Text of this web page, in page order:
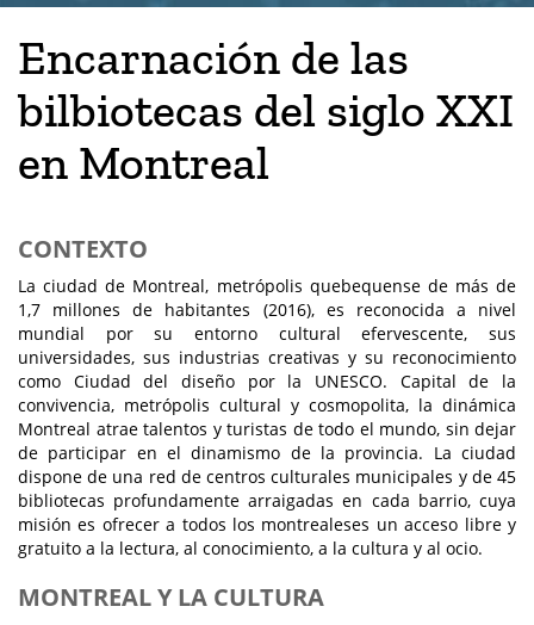
Encarnación de las
bilbiotecas del siglo XXI
en Montreal
CONTEXTO
La ciudad de Montreal, metrópolis quebequense de más de
1,7 millones de habitantes (2016), es reconocida a nivel
mundial por su entorno cultural efervescente, sus
universidades, sus industrias creativas y su reconocimiento
como Ciudad del diseño por la UNESCO. Capital de la
convivencia, metrópolis cultural y cosmopolita, la dinámica
Montreal atrae talentos y turistas de todo el mundo, sin dejar
de participar en el dinamismo de la provincia. La ciudad
dispone de una red de centros culturales municipales y de 45
bibliotecas profundamente arraigadas en cada barrio, cuya
misión es ofrecer a todos los montrealeses un acceso libre y
gratuito a la lectura, al conocimiento, a la cultura y al ocio.
MONTREAL Y LA CULTURA